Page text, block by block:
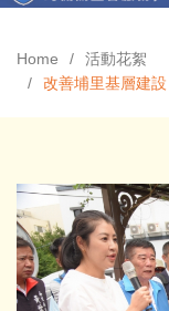
Home
活動花絮
改善埔里基層建